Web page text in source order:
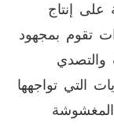
على إنتاج
تقوم بمجهود
والتصدي
التي تواجهها
المغشوشة